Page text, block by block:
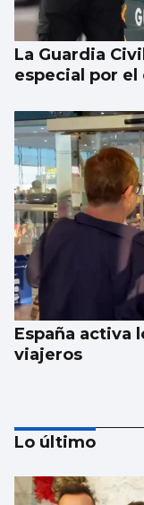
La Guardia
especial por el
España activa
viajeros
Lo último